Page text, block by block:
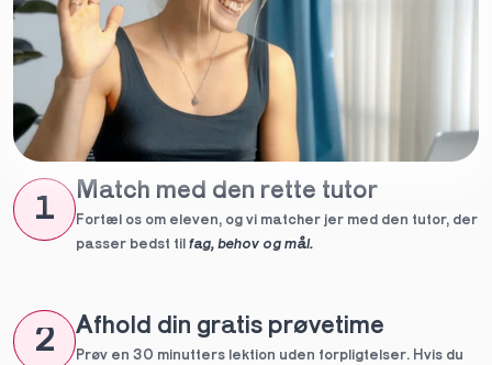
1
Match med den rette tutor
Fortæl os om eleven, og vi matcher jer med den tutor, der
passer bedst til fag, behov og mål.
2 Afhold din gratis prøvetime
Prøv en 30 minutters lektion uden forpligtelser. Hvis du